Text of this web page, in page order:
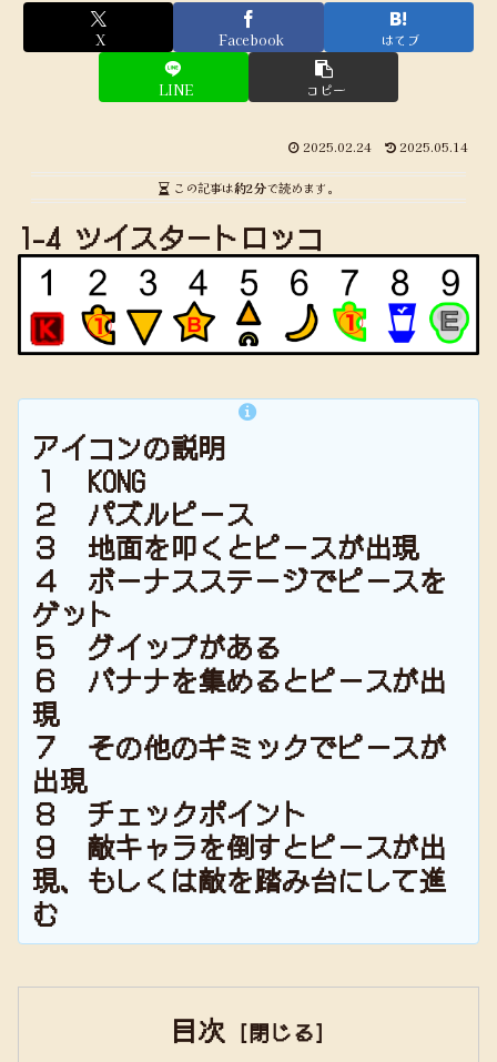
X Facebook はてブ
LINE コピー
2025.02.24 2025.05.14
この記事は約2分で読めます。
1-4 ツイスタートロッコ
アイコンの説明
１ KONG
２ パズルピース
３ 地面を叩くとピースが出現
４ ボーナスステージでピースを
ゲット
５ グイップがある
６ バナナを集めるとピースが出
現
７ その他のギミックでピースが
出現
８ チェックポイント
９ 敵キャラを倒すとピースが出
現、もしくは敵を踏み台にして進
む
目次